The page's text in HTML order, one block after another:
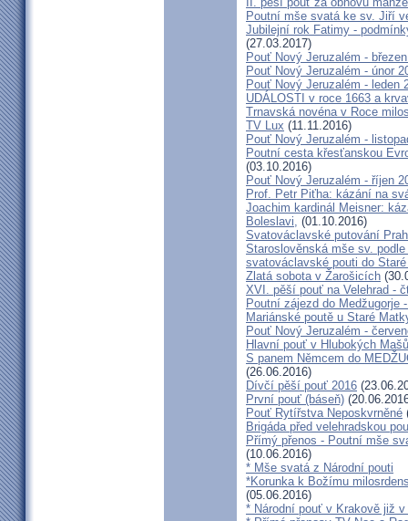
Poutní mše svatá ke sv. Jiří
Jubilejní rok Fatimy -
(27.03.2017)
Pouť Nový Jeruzalém -
Pouť Nový Jeruzalém - únor
Pouť Nový Jeruzalém - leden
UDÁLOSTI v roce 1663 a
Trnavská novéna v Roce
TV Lux (11.11.2016)
Pouť Nový Jeruzalém -
Poutní cesta křesťanskou
(03.10.2016)
Pouť Nový Jeruzalém - říjen
Prof. Petr Piťha: kázání na
Joachim kardinál Meisner:
Boleslavi, (01.10.2016)
Svatováclavské putování
Staroslověnská mše sv.
svatováclavské pouti do
Zlatá sobota v Žarošicích
XVI. pěší pouť na Velehrad -
Poutní zájezd do Medžugorje
Mariánské poutě u Staré
Pouť Nový Jeruzalém -
Hlavní pouť v Hlubokých
S panem Němcem do
(26.06.2016)
Dívčí pěší pouť 2016
První pouť (báseň)
Pouť Rytířstva Neposkvrněné
Brigáda před velehradskou
Přímý přenos - Poutní mše
(10.06.2016)
* Mše svatá z Národní pouti
*Korunka k Božímu
(05.06.2016)
* Národní pouť v Krakově již